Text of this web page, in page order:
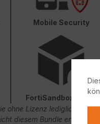
Mobile Security
FortiSandbox Cloud
ohne Lizenz lediglich 90
diesem Bundle enthalten.